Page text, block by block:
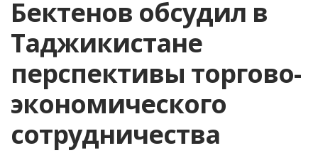
Бектенов обсудил в
Таджикистане
перспективы торгово-
экономического
сотрудничества